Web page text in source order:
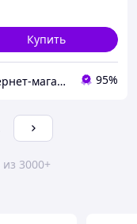
Купить
Интернет-магазин Очарование 95%
3000+